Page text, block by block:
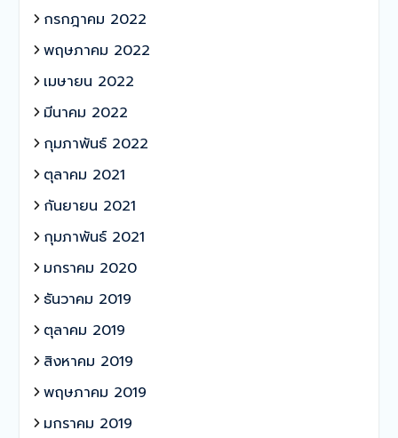
กรกฎาคม 2022
พฤษภาคม 2022
เมษายน 2022
มีนาคม 2022
กุมภาพันธ์ 2022
ตุลาคม 2021
กันยายน 2021
กุมภาพันธ์ 2021
มกราคม 2020
ธันวาคม 2019
ตุลาคม 2019
สิงหาคม 2019
พฤษภาคม 2019
มกราคม 2019